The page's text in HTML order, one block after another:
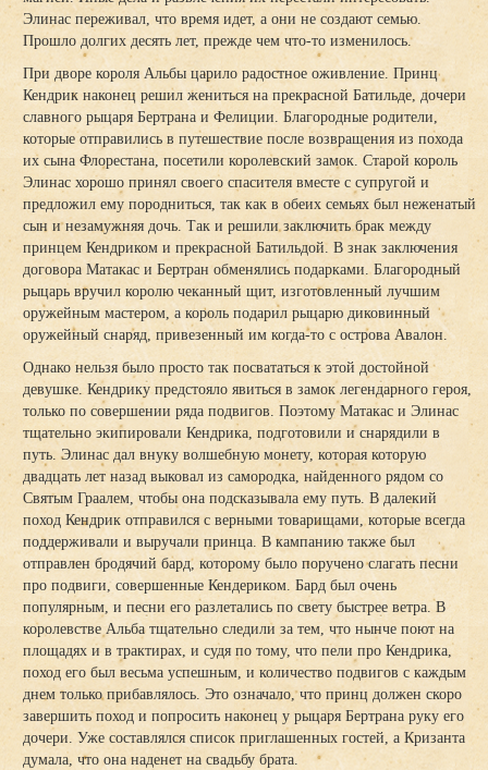
Элинас переживал, что время идет, а они не создают семью.
Прошло долгих десять лет, прежде чем что-то изменилось.
При дворе короля Альбы царило радостное оживление. Принц
Кендрик наконец решил жениться на прекрасной Батильде, дочери
славного рыцаря Бертрана и Фелиции. Благородные родители,
которые отправились в путешествие после возвращения из похода
их сына Флорестана, посетили королевский замок. Старой король
Элинас хорошо принял своего спасителя вместе с супругой и
предложил ему породниться, так как в обеих семьях был неженатый
сын и незамужняя дочь. Так и решили заключить брак между
принцем Кендриком и прекрасной Батильдой. В знак заключения
договора Матакас и Бертран обменялись подарками. Благородный
рыцарь вручил королю чеканный щит, изготовленный лучшим
оружейным мастером, а король подарил рыцарю диковинный
оружейный снаряд, привезенный им когда-то с острова Авалон.
Однако нельзя было просто так посвататься к этой достойной
девушке. Кендрику предстояло явиться в замок легендарного героя,
только по совершении ряда подвигов. Поэтому Матакас и Элинас
тщательно экипировали Кендрика, подготовили и снарядили в
путь. Элинас дал внуку волшебную монету, которая которую
двадцать лет назад выковал из самородка, найденного рядом со
Святым Граалем, чтобы она подсказывала ему путь. В далекий
поход Кендрик отправился с верными товарищами, которые всегда
поддерживали и выручали принца. В кампанию также был
отправлен бродячий бард, которому было поручено слагать песни
про подвиги, совершенные Кендериком. Бард был очень
популярным, и песни его разлетались по свету быстрее ветра. В
королевстве Альба тщательно следили за тем, что нынче поют на
площадях и в трактирах, и судя по тому, что пели про Кендрика,
поход его был весьма успешным, и количество подвигов с каждым
днем только прибавлялось. Это означало, что принц должен скоро
завершить поход и попросить наконец у рыцаря Бертрана руку его
дочери. Уже составлялся список приглашенных гостей, а Кризанта
думала, что она наденет на свадьбу брата.